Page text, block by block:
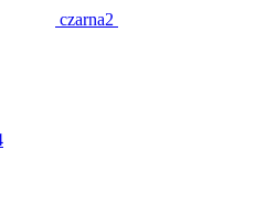
czarna2